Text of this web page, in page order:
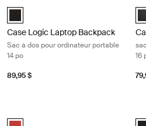
Case Logic 14" Laptop Backpack Noir
Case Logic Laptop Backpack
Sac à dos pour ordinateur portable
14 po
89,95 $
16
Case Logic Jaunt Backpack Brick